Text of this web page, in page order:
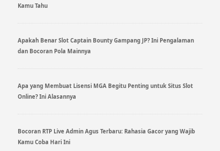
Kamu Tahu
Apakah Benar Slot Captain Bounty Gampang JP? Ini Pengalaman
dan Bocoran Pola Mainnya
Apa yang Membuat Lisensi MGA Begitu Penting untuk Situs Slot
Online? Ini Alasannya
Bocoran RTP Live Admin Agus Terbaru: Rahasia Gacor yang Wajib
Kamu Coba Hari Ini